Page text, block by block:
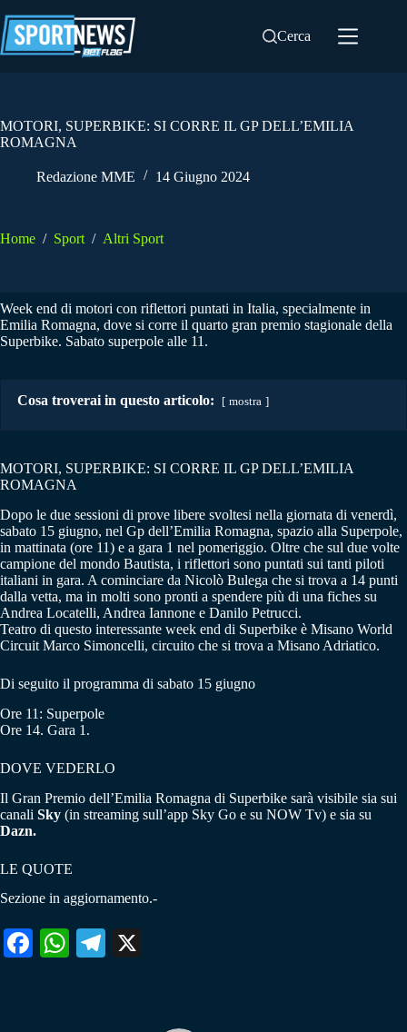
al
contenuto
Cerca
MOTORI, SUPERBIKE: SI CORRE IL GP DELL’EMILIA
ROMAGNA
Redazione MME 14 Giugno 2024
Home / Sport / Altri Sport
Week end di motori con riflettori puntati in Italia, specialmente in
Emilia Romagna, dove si corre il quarto gran premio stagionale della
Superbike. Sabato superpole alle 11.
Cosa troverai in questo articolo: mostra
MOTORI, SUPERBIKE: SI CORRE IL GP DELL’EMILIA
ROMAGNA
Dopo le due sessioni di prove libere svoltesi nella giornata di venerdì,
sabato 15 giugno, nel Gp dell’Emilia Romagna, spazio alla Superpole,
in mattinata (ore 11) e a gara 1 nel pomeriggio. Oltre che sul due volte
campione del mondo Bautista, i riflettori sono puntati sui tanti piloti
italiani in gara. A cominciare da Nicolò Bulega che si trova a 14 punti
dalla vetta, ma in molti sono pronti a spendere più di una fiches su
Andrea Locatelli, Andrea Iannone e Danilo Petrucci.
Teatro di questo interessante week end di Superbike è Misano World
Circuit Marco Simoncelli, circuito che si trova a Misano Adriatico.
Di seguito il programma di sabato 15 giugno
Ore 11: Superpole
Ore 14. Gara 1.
DOVE VEDERLO
Il Gran Premio dell’Emilia Romagna di Superbike sarà visibile sia sui
canali Sky (in streaming sull’app Sky Go e su NOW Tv) e sia su
Dazn.
LE QUOTE
Sezione in aggiornamento.-
Fa W
Te